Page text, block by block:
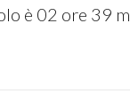
è 02 ore 39